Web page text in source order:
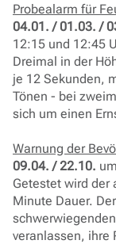
Probealarm für
04.01. / 01.03. /
12:15 und 12:45
Dreimal in der
je 12 Sekunden,
Tönen - bei
sich um einen
Warnung der
09.04. / 22.10.
Getestet wird der
Minute Dauer.
veranlassen, ihre